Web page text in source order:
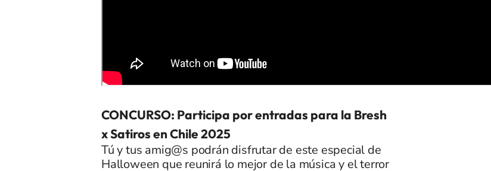
CONCURSO: Participa por entradas para la Bresh
x Satiros en Chile 2025
Tú y tus amig@s podrán disfrutar de este especial de
Halloween que reunirá lo mejor de la música y el terror